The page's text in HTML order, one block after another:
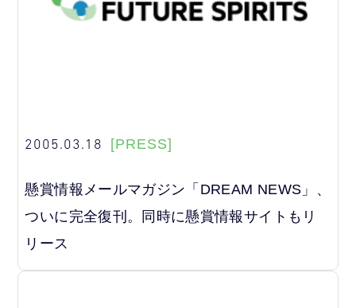
2005.03.18 [PRESS]
懸賞情報メールマガジン「DREAM NEWS」、
ついに完全復刊。同時に懸賞情報サイトもリ
リース